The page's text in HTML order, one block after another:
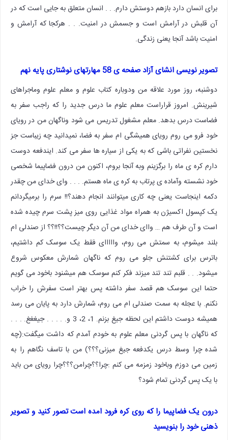
برای انسان دارد بازهم دوستش دارم. . . انسان متعلق به جایی است که در
آن قلبش در آرامش است و جسمش در امنیت. . . هرکجا که آرامش و
امنیت باشد آنجا یعنی زندگی.
تصویر نویسی انشای آزاد صفحه ی 58 مهارتهای نوشتاری پایه نهم
دوشنبه، روز مورد علاقه من ودوباره کتاب علوم و معلم علوم وماجراهای
شیرینش. امروز قراراست معلم علوم ما درس جدید را که راجب سفر به
فضاست درس بدهد. معلم مشغول تدریس می شود وناگهان من در رویای
خود فرو می روم رویای همیشگی ام سفر به فضا، نمیدانید چه زیباست جز
نخستین نفراتی باشی که به یکی از سیاره ها سفر می کند. ایندفعه دوست
دارم کره ی ماه را برگزینم وبه آنجا بروم، اکنون من درون فضاپیما شخصی
خود نشسته وآماده ی پرتاب به کره ی ماه هستم. . . . وای خدای من چقدر
دکمه اینجاست یعنی چه کاری میتوانند انجام دهند؟!! سرم را برمیگردانم
یک کپسول اکسیژن به همراه مواد غذایی روی میز پشت سرم چیده شده
است و آن طرف هم … واای خدای من آن دیگر چیست؟؟!!؟؟ از صندلی ام
بلند میشوم، به سمتش می روم، وااااای فقط یک سوسک کم داشتیم،
باترس برای کشتنش جلو می روم که ناگهان شمارش معکوس شروع
میشود. . . قلبم تند تند میزند فکر کنم سوسک هم میشنود باخود می گویم
حتما این سوسک هم قصد سفر داشته پس بهتر است سفرش را خراب
نکنم. با عجله به سمت صندلی ام می روم، شمارش دارد به پایان می رسد
همیشه دوست داشتم این لحظه جیغ بزنم. 1، 2، 3 و. . . . . جیغغغ. . . .
که ناگهان با پس گردنی معلم علوم به خودم آمدم که داشت میگفت:(چه
شده چرا وسط درس یکدفعه جیغ میزنی؟؟؟) من با تاسف نگاهم را به
زمین می دوزم وباخود زمزمه می کنم :چرا؟؟چرامن؟؟؟چرا رویای من باید
با یک پس گردنی تمام شود؟
درون یک فضاپیما را که روی کره فرود امده است تصور کنید و تصویر
ذهنی خود را بنویسید